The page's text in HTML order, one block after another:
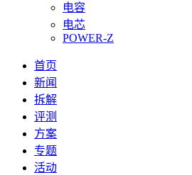
电容
电芯
POWER-Z
首页
新闻
拆解
评测
方案
专题
活动